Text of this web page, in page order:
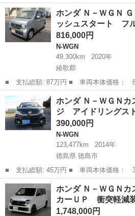
ー名： ホンダ ■ 車種名： Ｎ－ＷＧＮ
名： Ｌ・ターボホンダセンシング 新品
衝突安全装置...
香川 高松市 N-WGN
ホンダ Ｎ－ＷＧＮ
ッシュスタート フ
816,000円
N-WGN
49,300km
2020年
綾歌郡
■ 支払総額: 87万円 ■ 車両本体価格： 816,000 円 ■ メーカー
名： ホンダ ■ 車種名： Ｎ－ＷＧＮ
ートキー ＥＧプッシュスタート フルオ
バック サイドカ...
香川 綾歌郡 N-WGN
ホンダ Ｎ－ＷＧＮカ
ジ アイドリング
390,000円
N-WGN
123,477km
2014年
徳島県 徳島市
■ 支払総額: 45万円 ■ 車両本体価格： 390,000 円 ■ メーカー
名： ホンダ ■ 車種名： Ｎ－ＷＧＮカ
Ｇ・Ａパッケージ アイドリングスト
バックカメラ Ｅ...
徳島 徳島市 N-WGN
ホンダ Ｎ－ＷＧＮ
カーＵＰ 衝突軽減
1,748,000円